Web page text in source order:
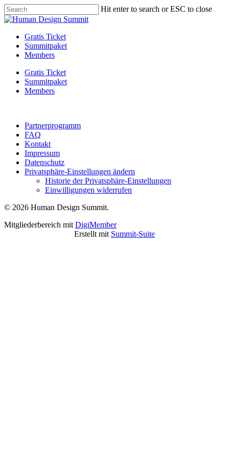
Skip
to
content
Hit enter to search or ESC to close
Close
Menu
Gratis Ticket
Summitpaket
Members
Gratis Ticket
Summitpaket
Members
Partnerprogramm
FAQ
Kontakt
Impressum
Datenschutz
Privatsphäre-Einstellungen ändern
Historie der Privatsphäre-Einstellungen
Einwilligungen widerrufen
© 2026 Human Design Summit.
Mitgliederbereich mit DigiMember
Erstellt mit Summit-Suite